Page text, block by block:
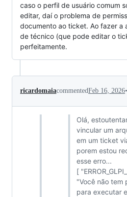
caso o perfil de usuário comum
editar, daí o problema de
documento ao ticket. Ao fazer a
de técnico (que pode editar o
perfeitamente.
ricardomaiacommentedFeb 16, 2026•
Olá,
vincular um
em um ticket
porem estou
esse erro...
[
"Você não tem
para executar